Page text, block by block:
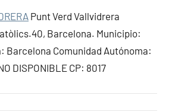
Punt Verd Vallvidrera
Barcelona. Municipio:
Barcelona Comunidad Autónoma:
DISPONIBLE CP: 8017